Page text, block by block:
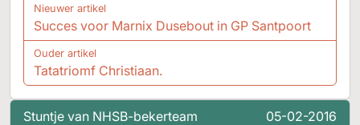
Stuntje van NHSB-bekerteam 05-02-2016
Nieuwer artikel
Succes voor Marnix Dusebout in GP Santpoort
Ouder artikel
Tatatriomf Christiaan.